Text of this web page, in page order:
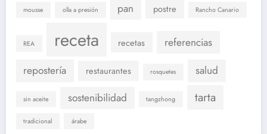
mousse olla a presión pan postre Rancho Canario
REA receta recetas
referencias
repostería
restaurantes rosquetes salud
sin aceite sostenibilidad tangzhong tarta
tradicional árabe